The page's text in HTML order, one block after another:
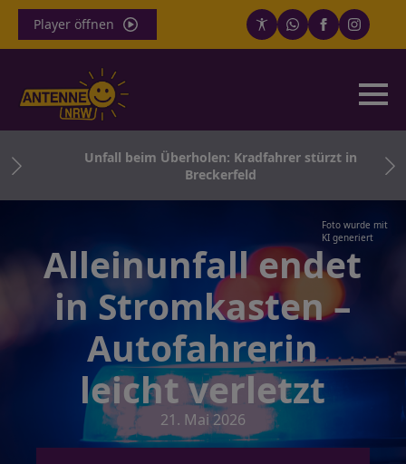
Player öffnen
Unfall beim Überholen: Kradfahrer stürzt in
Breckerfeld
Foto wurde mit
KI generiert
Alleinunfall endet
in Stromkasten –
Autofahrerin
leicht verletzt
21. Mai 2026